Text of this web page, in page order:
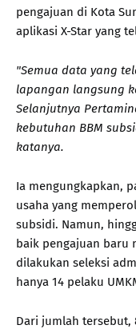
pengajuan di Kota
aplikasi X-Star yang
"Semua data yang
lapangan langsung
Selanjutnya
kebutuhan BBM
katanya.
Ia mengungkapkan,
usaha yang
subsidi. Namun,
baik pengajuan baru
dilakukan seleksi
hanya 14 pelaku
Dari jumlah tersebut,